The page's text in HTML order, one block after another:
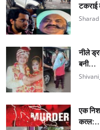
टकराई
नीले
बनी...
एक